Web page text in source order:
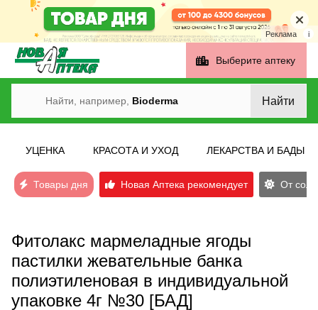
Реклама i
Выберите аптеку
Найти, например, Bioderma Найти
УЦЕНКА КРАСОТА И УХОД ЛЕКАРСТВА И БАДЫ
Товары дня Новая Аптека рекомендует От
Фитолакс мармеладные ягоды
пастилки жевательные банка
полиэтиленовая в индивидуальной
упаковке 4г №30 [БАД]